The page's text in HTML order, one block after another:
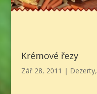
Krémové řezy
Zář 28, 2011 | Dezerty,